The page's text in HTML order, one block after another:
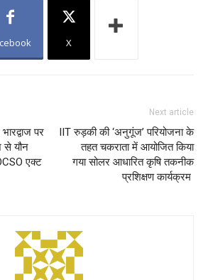
X
पर
से यौन
एक्ट
Next article
IIT रुड़की की ‘अनुगूंज’ परियोजना के
तहत चकराता में आयोजित किया
गया सोलर आधारित कृषि तकनीक
प्रशिक्षण कार्यक्रम